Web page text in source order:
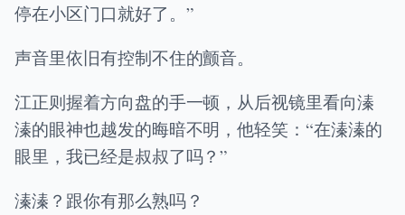
停在小区门口就好了。”
声音里依旧有控制不住的颤音。
江正则握着方向盘的手一顿，从后视镜里看向溱
溱的眼神也越发的晦暗不明，他轻笑：“在溱溱的
眼里，我已经是叔叔了吗？”
溱溱？跟你有那么熟吗？